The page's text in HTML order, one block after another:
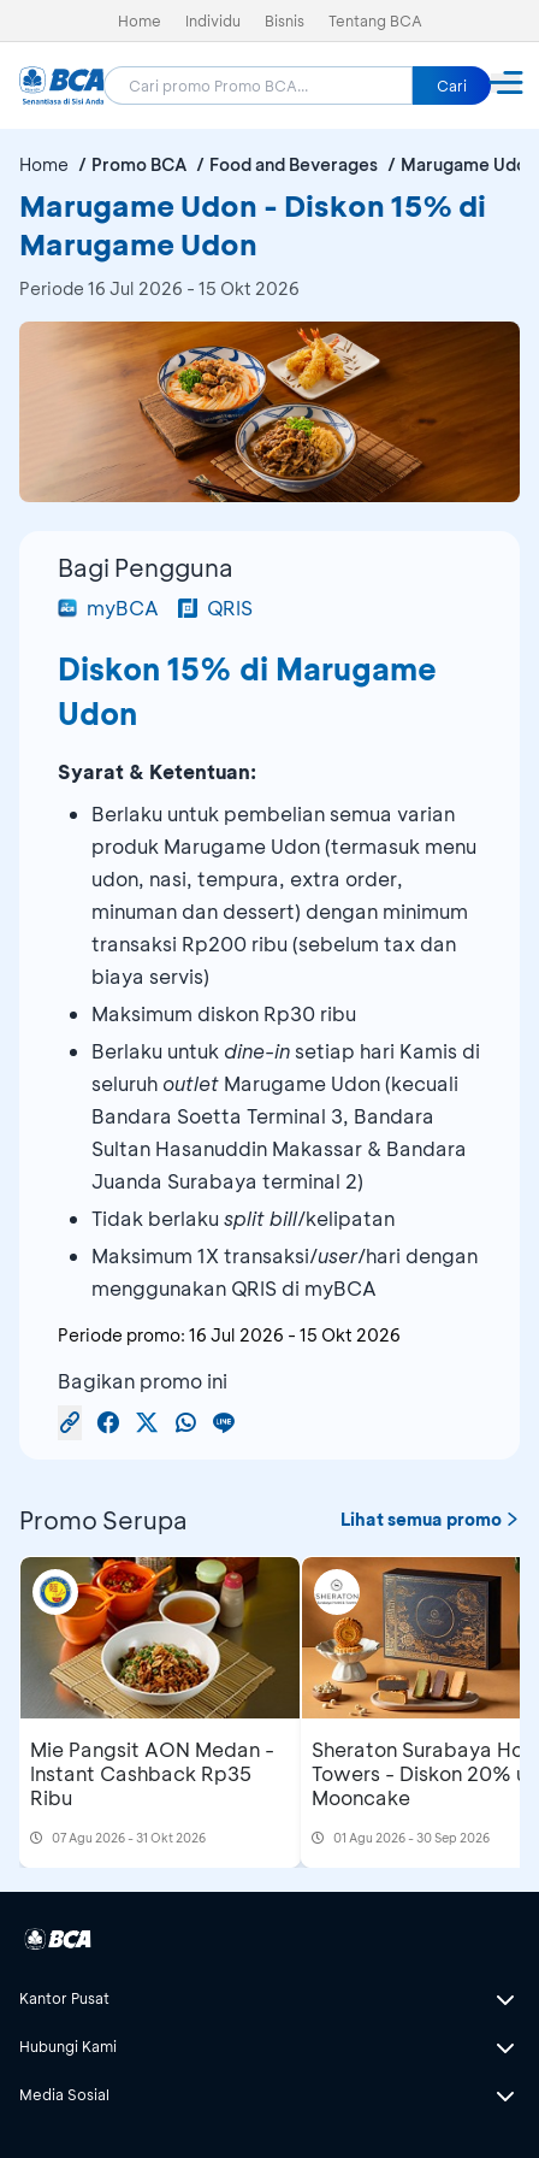
Home Individu Bisnis Tentang BCA
Cari
Home Promo BCA Food and Beverages Marugame Udon
Marugame Udon - Diskon 15% di
Marugame Udon
Periode 16 Jul 2026 - 15 Okt 2026
Bagi Pengguna
myBCA QRIS
Diskon 15% di Marugame
Udon
Syarat & Ketentuan:
Berlaku untuk pembelian semua varian
produk Marugame Udon (termasuk menu
udon, nasi, tempura, extra order,
minuman dan dessert) dengan minimum
transaksi Rp200 ribu (sebelum tax dan
biaya servis)
Maksimum diskon Rp30 ribu
Berlaku untuk dine-in setiap hari Kamis di
seluruh outlet Marugame Udon (kecuali
Bandara Soetta Terminal 3, Bandara
Sultan Hasanuddin Makassar & Bandara
Juanda Surabaya terminal 2)
Tidak berlaku split bill/kelipatan
Maksimum 1X transaksi/user/hari dengan
menggunakan QRIS di myBCA
Periode promo: 16 Jul 2026 - 15 Okt 2026
Bagikan promo ini
Promo Serupa Lihat semua promo
Mie Pangsit AON Medan -
Instant Cashback Rp35
Ribu
07 Agu 2026 - 31 Okt 2026
Sheraton Surabaya
Towers - Diskon 20%
Mooncake
01 Agu 2026 - 30 Sep 2026
Kantor Pusat
Hubungi Kami
Media Sosial